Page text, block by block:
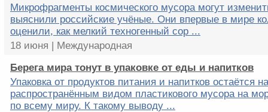
Микрофрагменты космического мусора могут
выяснили российские учёные. Они впервые в мире
оценили, как мелкий техногенный сор ...
18 июня | Международная
Берега мира тонут в упаковке от еды и напитков
Упаковка от продуктов питания и напитков остаётся
распространённым видом пластикового мусора на
по всему миру. К такому выводу ...